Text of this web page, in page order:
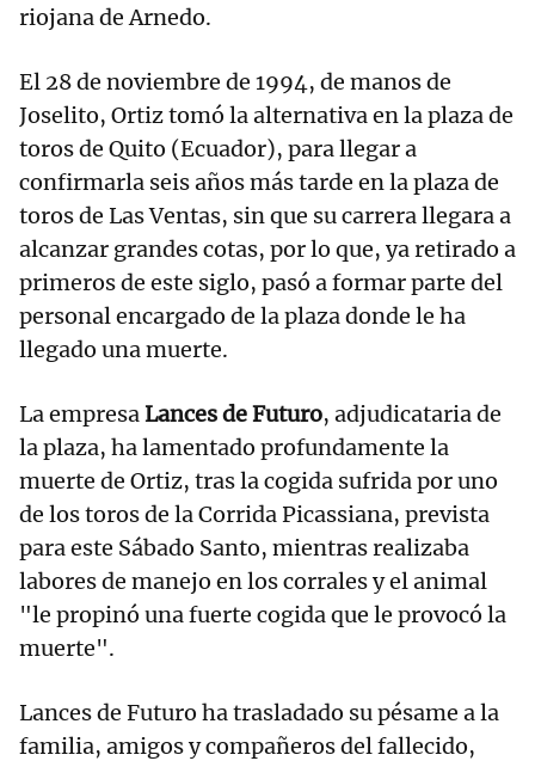
riojana de Arnedo.
El 28 de noviembre de 1994, de manos de
Joselito, Ortiz tomó la alternativa en la plaza de
toros de Quito (Ecuador), para llegar a
confirmarla seis años más tarde en la plaza de
toros de Las Ventas, sin que su carrera llegara a
alcanzar grandes cotas, por lo que, ya retirado a
primeros de este siglo, pasó a formar parte del
personal encargado de la plaza donde le ha
llegado una muerte.
La empresaLances de Futuro, adjudicataria de
la plaza, ha lamentado profundamente la
muerte de Ortiz, tras la cogida sufrida por uno
de los toros de la Corrida Picassiana, prevista
para este Sábado Santo, mientras realizaba
labores de manejo en los corrales y el animal
"le propinó una fuerte cogida que le provocó la
muerte".
Lances de Futuro ha trasladado su pésame a la
familia, amigos y compañeros del fallecido,